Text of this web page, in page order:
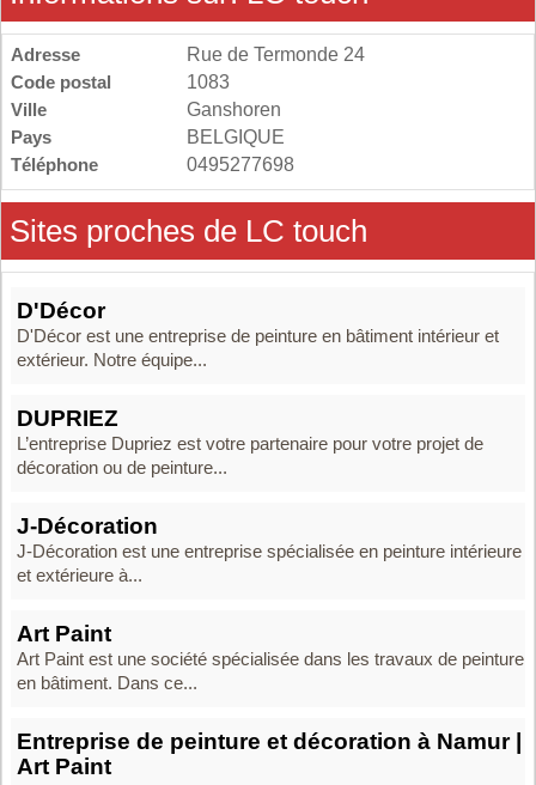
Adresse
Rue de Termonde 24
Code postal
1083
Ville
Ganshoren
Pays
BELGIQUE
Téléphone
0495277698
Sites proches de LC touch
D'Décor
D'Décor est une entreprise de peinture en bâtiment intérieur et
extérieur. Notre équipe...
DUPRIEZ
L’entreprise Dupriez est votre partenaire pour votre projet de
décoration ou de peinture...
J-Décoration
J-Décoration est une entreprise spécialisée en peinture intérieure
et extérieure à...
Art Paint
Art Paint est une société spécialisée dans les travaux de peinture
en bâtiment. Dans ce...
Entreprise de peinture et décoration à Namur |
Art Paint